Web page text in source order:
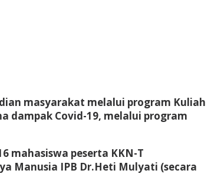
masyarakat melalui program Kuliah
dampak Covid-19, melalui program
mahasiswa peserta KKN-T
Manusia IPB Dr.Heti Mulyati (secara